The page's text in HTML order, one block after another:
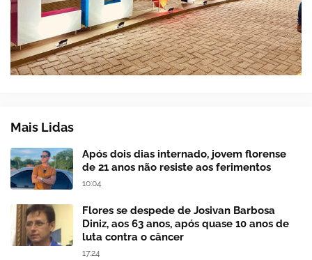
Mais Lidas
Após dois dias internado, jovem florense
de 21 anos não resiste aos ferimentos
10:04
Flores se despede de Josivan Barbosa
Diniz, aos 63 anos, após quase 10 anos de
luta contra o câncer
17:24